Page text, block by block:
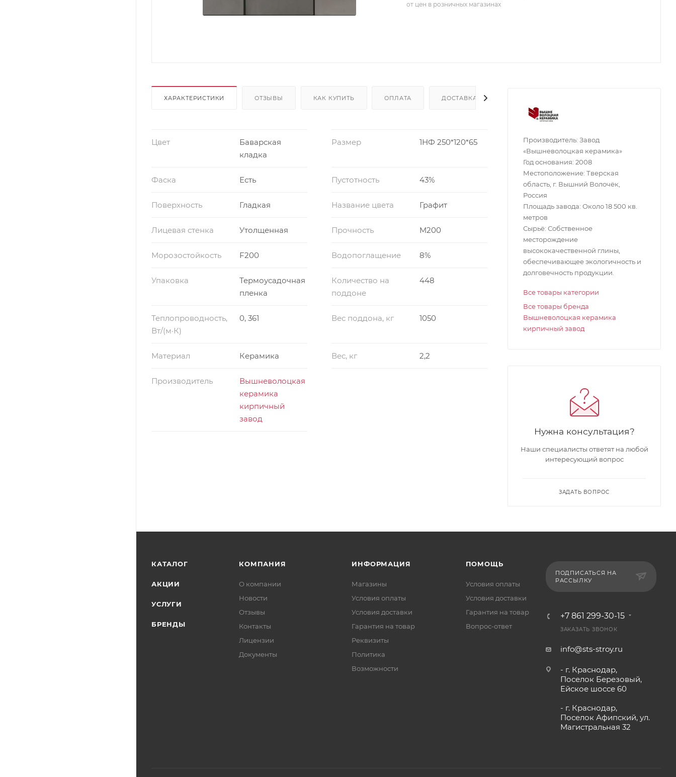
от цен в розничных магазинах
ХАРАКТЕРИСТИКИ ОТЗЫВЫ КАК КУПИТЬ ОПЛАТА ДОСТАВКА
Цвет
Баварская
кладка
Размер 1НФ 250*120*65
Фаска Есть Пустотность 43%
Поверхность Гладкая Название цвета Графит
Лицевая стенка Утолщенная Прочность M200
Морозостойкость F200 Водопоглащение 8%
Упаковка
Термоусадочная
пленка
Количество на
поддоне
448
Теплопроводность,
Вт/(м·К)
0, 361 Вес поддона, кг 1050
Материал Керамика Вес, кг 2,2
Производитель
Вышневолоцкая
керамика
кирпичный
завод
Производитель: Завод
«Вышневолоцкая керамика»
Год основания: 2008
Местоположение: Тверская
область, г. Вышний Волочёк,
Россия
Площадь завода: Около 18 500 кв.
метров
Сырьё: Собственное
месторождение
высококачественной глины,
обеспечивающее экологичность и
долговечность продукции.
Все товары категории
Все товары бренда
Вышневолоцкая керамика
кирпичный завод
Нужна консультация?
Наши специалисты ответят на любой
интересующий вопрос
ЗАДАТЬ ВОПРОС
КАТАЛОГ
АКЦИИ
УСЛУГИ
БРЕНДЫ
КОМПАНИЯ
О компании
Новости
Отзывы
Контакты
Лицензии
Документы
ИНФОРМАЦИЯ
Магазины
Условия оплаты
Условия доставки
Гарантия на товар
Реквизиты
Политика
Возможности
ПОМОЩЬ
Условия оплаты
Условия доставки
Гарантия на товар
Вопрос-ответ
ПОДПИСАТЬСЯ НА
РАССЫЛКУ
+7 861 299-30-15
ЗАКАЗАТЬ ЗВОНОК
info@sts-stroy.ru
- г. Краснодар,
Поселок Березовый,
Ейское шоссе 60
- г. Краснодар,
Поселок Афипский, ул.
Магистральная 32